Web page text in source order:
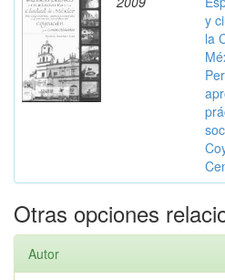
y
la
Otras opciones
Autor